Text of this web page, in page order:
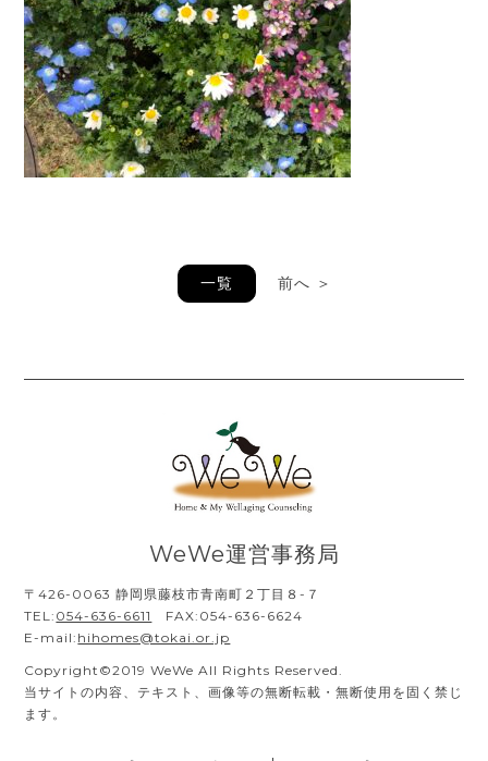
一覧 前へ ＞
WeWe運営事務局
〒426-0063 静岡県藤枝市青南町２丁目８-７
TEL: 054-636-6611
FAX:054-636-6624
E-mail: hihomes@tokai.or.jp
Copyright©2019 WeWe All Rights Reserved.
当サイトの内容、テキスト、画像等の無断転載・無断使用を固く禁じ
ます。